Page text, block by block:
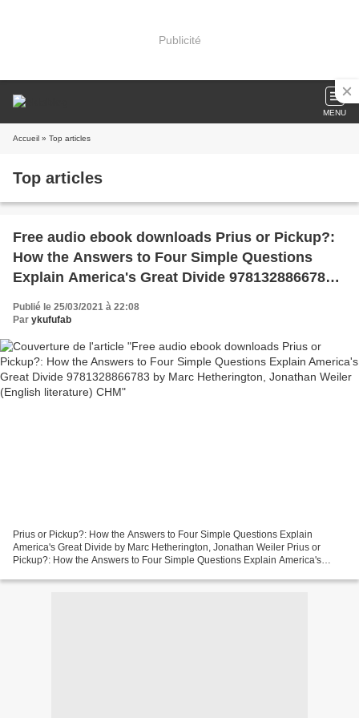
Publicité
MENU
Accueil » Top articles
Top articles
Free audio ebook downloads Prius or Pickup?:
How the Answers to Four Simple Questions
Explain America's Great Divide 9781328866783
by Marc Hetherington, Jonathan Weiler (English
literature) CHM
Publié le 25/03/2021 à 22:08
Par ykufufab
Prius or Pickup?: How the Answers to Four Simple Questions Explain
America's Great Divide by Marc Hetherington, Jonathan Weiler Prius or
Pickup?: How the Answers to Four Simple Questions Explain America's